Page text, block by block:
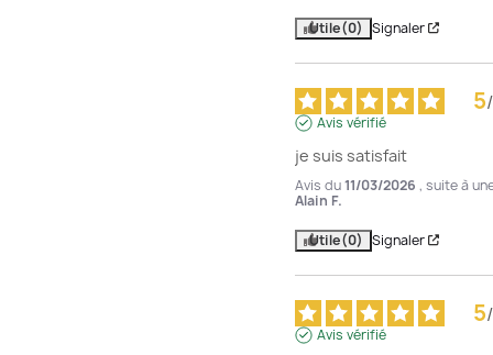
Utile(0) Signaler
5/
Avis vérifié
je suis satisfait
Avis du11/03/2026 , suite à
Alain F.
Utile(0) Signaler
5/
Avis vérifié